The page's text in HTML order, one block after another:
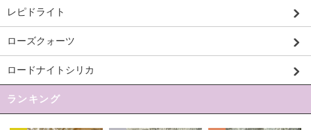
レピドライト
ローズクォーツ
ロードナイトシリカ
ランキング